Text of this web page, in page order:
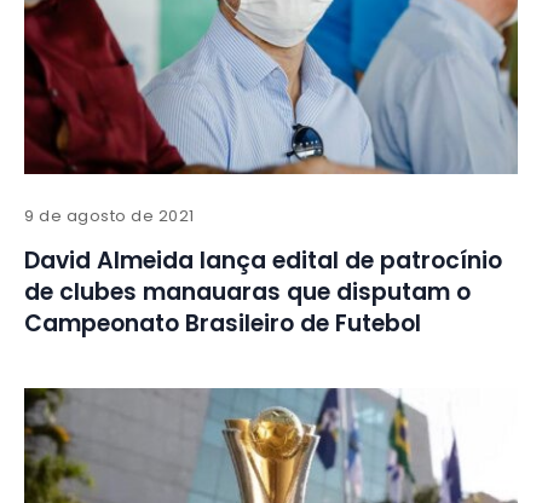
9 de agosto de 2021
David Almeida lança edital de patrocínio
de clubes manauaras que disputam o
Campeonato Brasileiro de Futebol